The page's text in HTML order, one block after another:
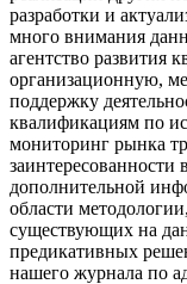
разработки и
много внимания
агентство развития
организационную,
поддержку
квалификациям по
мониторинг рынка
дополнительной
области
существующих на
предикативных
нашего журнала по